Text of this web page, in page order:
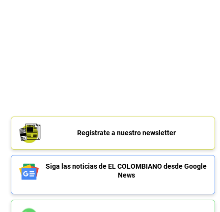
Regístrate a nuestro newsletter
Siga las noticias de EL COLOMBIANO desde Google
News